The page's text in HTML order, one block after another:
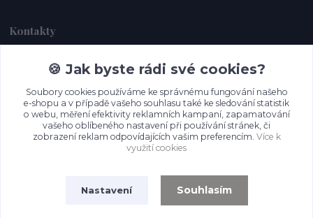
Kontakty
Dagmar Handlová
+420 734 380 930
(Po-Ne, 8-20 hod.)
info@prettypapers.cz
🍪 Jak byste rádi své cookies?
Soubory cookies používáme ke správnému fungování našeho
e-shopu a v případě vašeho souhlasu také ke sledování statistik
o webu, měření efektivity reklamních kampaní, zapamatování
vašeho oblíbeného nastavení při používání stránek, či
zobrazení reklam odpovídajících vašim preferencím. Více k
využití cookies
Nastavení Souhlasím